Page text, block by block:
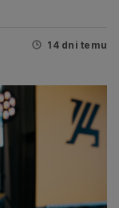
14 dni temu